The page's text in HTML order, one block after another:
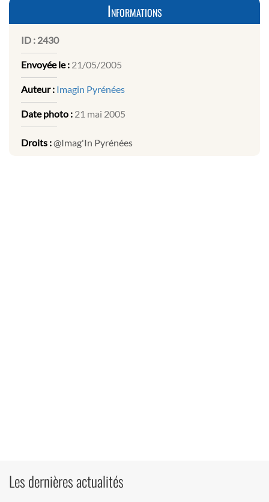
Informations
ID : 2430
Envoyée le : 21/05/2005
Auteur : Imagin Pyrénées
Date photo : 21 mai 2005
Droits :@Imag'In Pyrénées
Les dernières actualités